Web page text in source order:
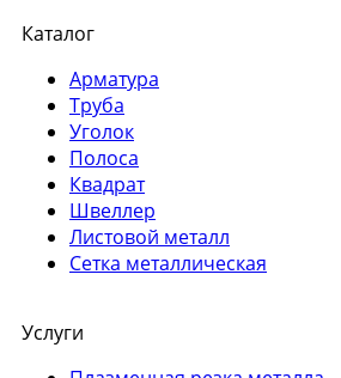
Каталог
Арматура
Труба
Уголок
Полоса
Квадрат
Швеллер
Листовой металл
Сетка металлическая
Услуги